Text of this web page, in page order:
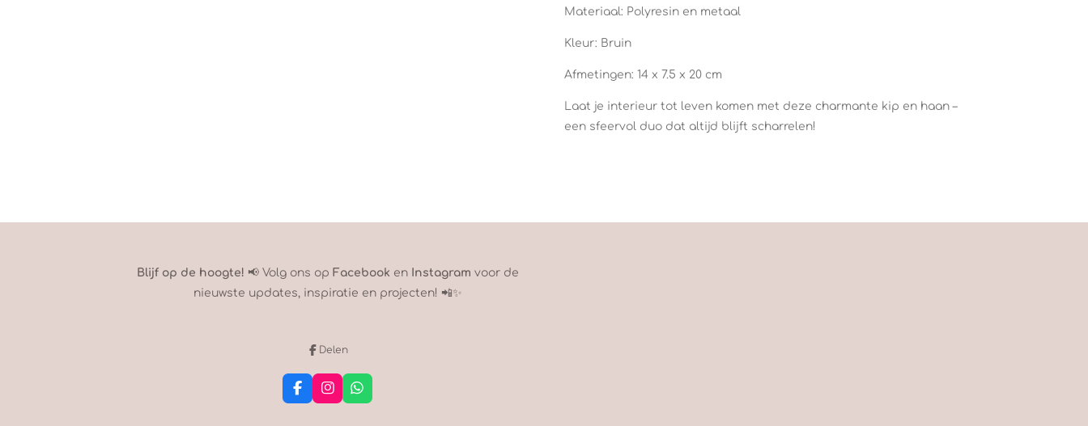
Materiaal: Polyresin en metaal
Kleur: Bruin
Afmetingen: 14 x 7.5 x 20 cm
Laat je interieur tot leven komen met deze charmante kip en haan –
een sfeervol duo dat altijd blijft scharrelen!
Blijf op de hoogte! 📢 Volg ons op Facebook en Instagram voor de
nieuwste updates, inspiratie en projecten! 📲✨
Delen
F
a
I
n
W
h